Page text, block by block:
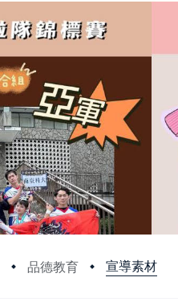
品德教育 宣導素材